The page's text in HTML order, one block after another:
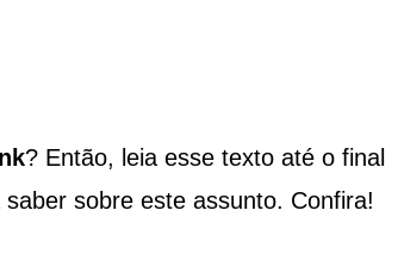
? Então, leia esse texto até o final
sobre este assunto. Confira!